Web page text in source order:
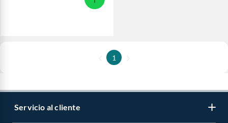
1
Servicio al cliente